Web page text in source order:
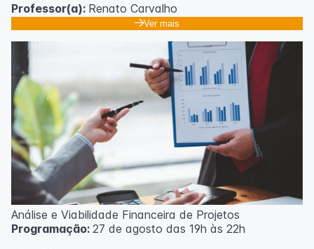
Professor(a): Renato Carvalho
Ver mais
Análise e Viabilidade Financeira de Projetos
Programação: 27 de agosto das 19h às 22h